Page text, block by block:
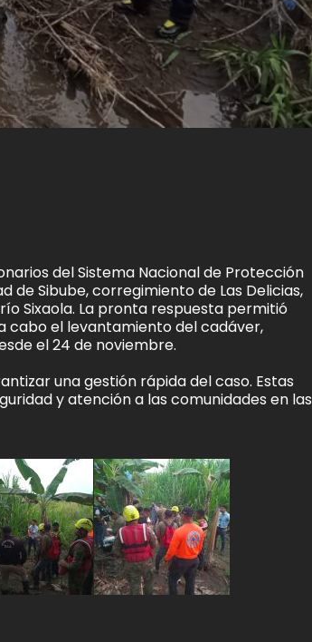
del Sistema Nacional de Protección
Sibube, corregimiento de Las Delicias,
Sixaola. La pronta respuesta permitió
cabo el levantamiento del cadáver,
el 24 de noviembre.
una gestión rápida del caso. Estas
y atención a las comunidades en las